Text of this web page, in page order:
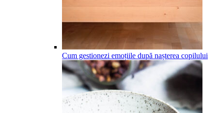
Cum gestionezi emoțiile după nașterea copilului